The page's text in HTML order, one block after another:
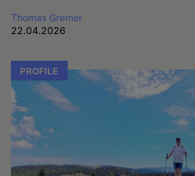
Thomas Gremer
22.04.2026
PROFILE